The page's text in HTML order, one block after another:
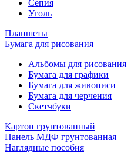
Сепия
Уголь
Планшеты
Бумага для рисования
Альбомы для рисования
Бумага для графики
Бумага для живописи
Бумага для черчения
Скетчбуки
Картон грунтованный
Панель МДФ грунтованная
Наглядные пособия